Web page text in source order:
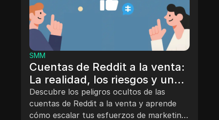
SMM
Cuentas de Reddit a la venta:
La realidad, los riesgos y una
alternativa segura de
crecimiento
Descubre los peligros ocultos de las
cuentas de Reddit a la venta y aprende
cómo escalar tus esfuerzos de marketing